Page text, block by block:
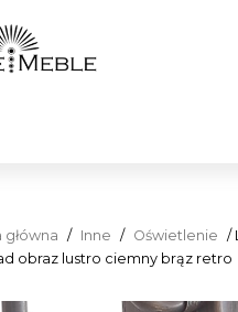
główna / Inne / Oświetlenie /
obraz lustro ciemny brąz retro